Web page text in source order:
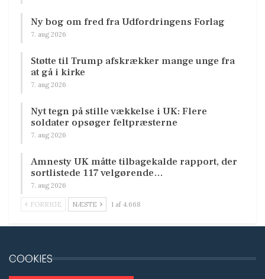
Ny bog om fred fra Udfordringens Forlag
7. aug 2026
Støtte til Trump afskrækker mange unge fra
at gå i kirke
7. aug 2026
Nyt tegn på stille vækkelse i UK: Flere
soldater opsøger feltpræsterne
7. aug 2026
Amnesty UK måtte tilbagekalde rapport, der
sortlistede 117 velgørende…
7. aug 2026
FORRIGE NÆSTE 1 af 4.668
COOKIES